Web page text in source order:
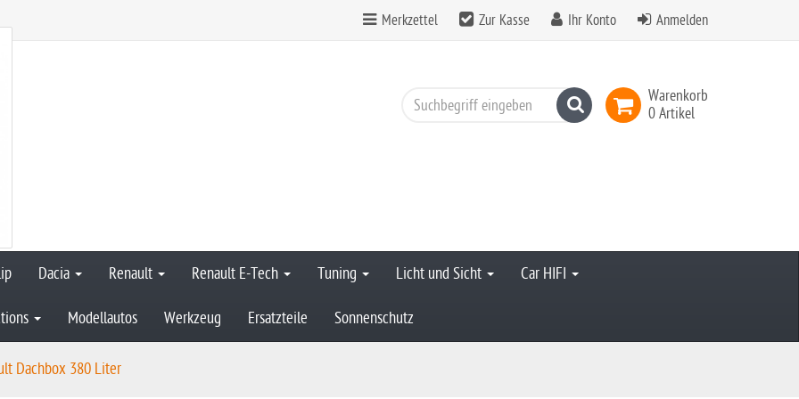
Merkzettel Zur Kasse Ihr Konto Anmelden
Warenkorb
0 Artikel
Suchen
Dacia Renault Renault E-Tech Tuning Licht und Sicht Car HIFI
Modellautos Werkzeug Ersatzteile Sonnenschutz
Dachbox 380 Liter